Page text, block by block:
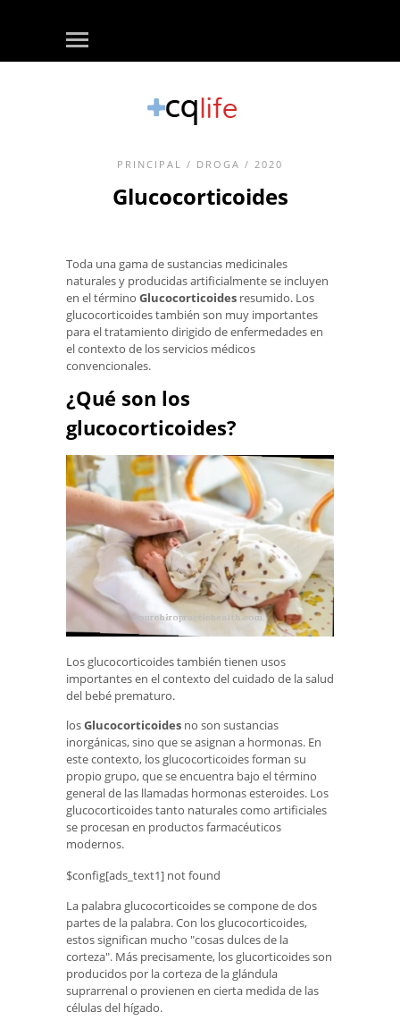
PRINCIPAL / DROGA / 2020
Glucocorticoides
Toda una gama de sustancias medicinales
naturales y producidas artificialmente se incluyen
en el término Glucocorticoides resumido. Los
glucocorticoides también son muy importantes
para el tratamiento dirigido de enfermedades en
el contexto de los servicios médicos
convencionales.
¿Qué son los
glucocorticoides?
Los glucocorticoides también tienen usos
importantes en el contexto del cuidado de la salud
del bebé prematuro.
losGlucocorticoides no son sustancias
inorgánicas, sino que se asignan a hormonas. En
este contexto, los glucocorticoides forman su
propio grupo, que se encuentra bajo el término
general de las llamadas hormonas esteroides. Los
glucocorticoides tanto naturales como artificiales
se procesan en productos farmacéuticos
modernos.
$config[ads_text1] not found
La palabra glucocorticoides se compone de dos
partes de la palabra. Con los glucocorticoides,
estos significan mucho "cosas dulces de la
corteza". Más precisamente, los glucorticoides son
producidos por la corteza de la glándula
suprarrenal o provienen en cierta medida de las
células del hígado.